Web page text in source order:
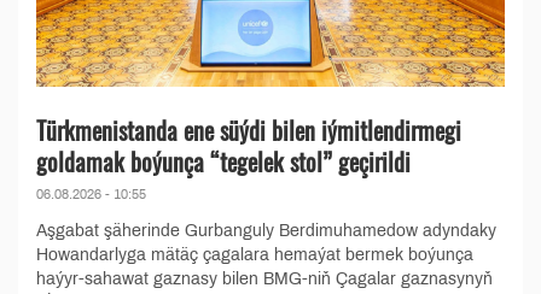
Türkmenistanda ene süýdi bilen iýmitlendirmegi
goldamak boýunça “tegelek stol” geçirildi
06.08.2026 - 10:55
Aşgabat şäherinde Gurbanguly Berdimuhamedow adyndaky
Howandarlyga mätäç çagalara hemaýat bermek boýunça
haýyr-sahawat gaznasy bilen BMG-niň Çagalar gaznasynyň